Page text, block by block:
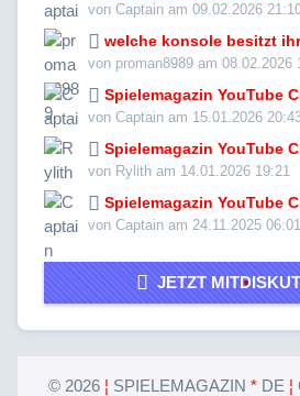
von Captain am 09.02.2026
welche konsole besitzt
von proman8989 am 08.02.2026
Spielemagazin YouTube
von Captain am 15.01.2026
Spielemagazin YouTube
von Rylith am 14.01.2026 19:21
Spielemagazin YouTube
von Captain am 24.11.2025 06:01
JETZT
© 2026 ¦ SPIELEMAGAZIN * DE ¦